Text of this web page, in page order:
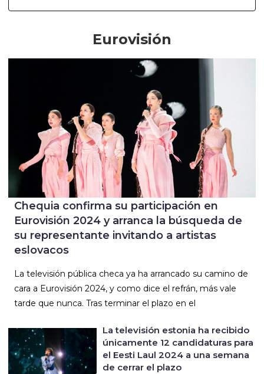
Eurovisión
Chequia confirma su participación en
Eurovisión 2024 y arranca la búsqueda de
su representante invitando a artistas
eslovacos
La televisión pública checa ya ha arrancado su camino de
cara a Eurovisión 2024, y como dice el refrán, más vale
tarde que nunca. Tras terminar el plazo en el
La televisión estonia ha recibido
únicamente 12 candidaturas para
el Eesti Laul 2024 a una semana
de cerrar el plazo